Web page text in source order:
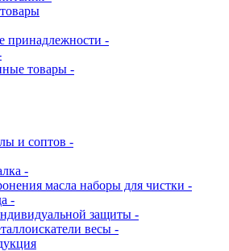
принадлежности -
товары -
и соптов -
-
масла наборы для чистки -
-
защиты -
весы -